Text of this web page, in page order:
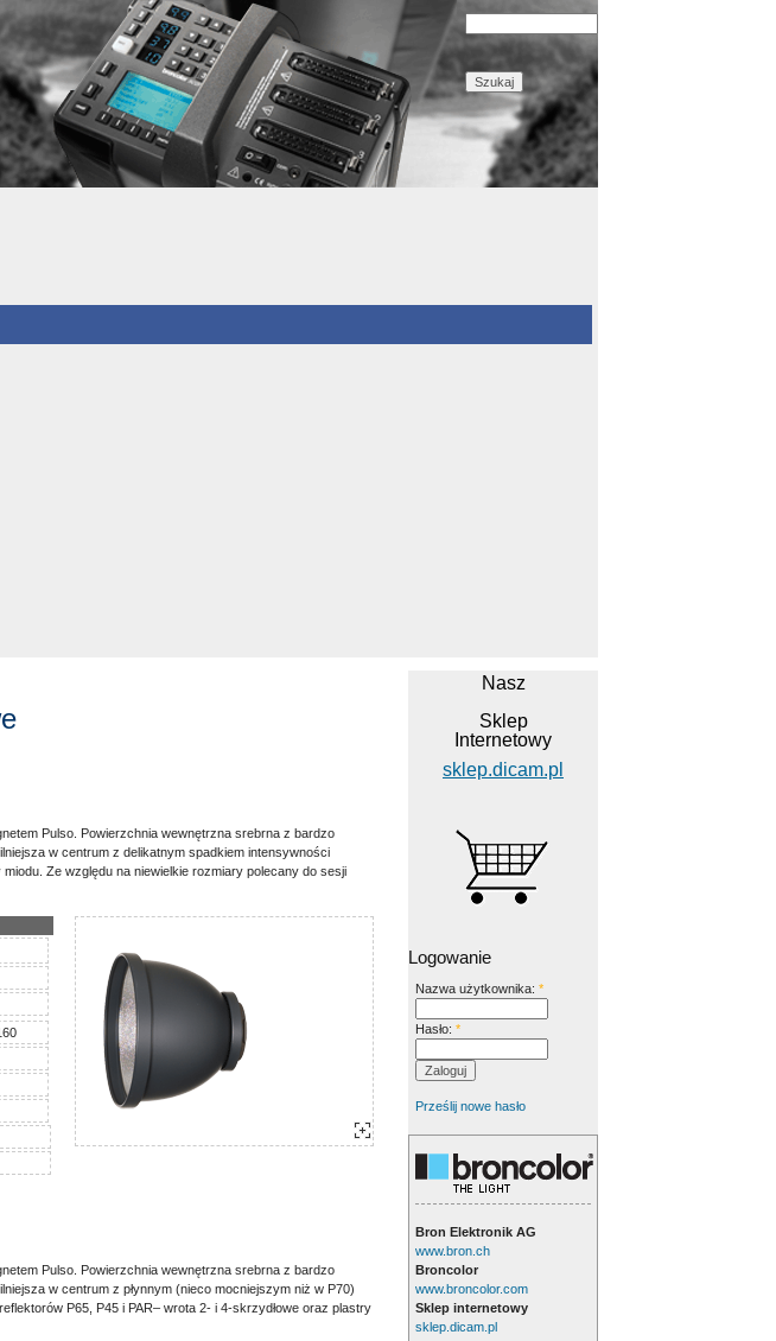
Pulso. Powierzchnia wewnętrzna srebrna z bardzo
w centrum z delikatnym spadkiem intensywności
Ze względu na niewielkie rozmiary polecany do sesji
Pulso. Powierzchnia wewnętrzna srebrna z bardzo
w centrum z płynnym (nieco mocniejszym niż w P70)
P65, P45 i PAR– wrota 2- i 4-skrzydłowe oraz plastry
Nasz
Sklep
Internetowy
sklep.dicam.pl
Logowanie
Nazwa użytkownika: *
Hasło: *
Prześlij nowe hasło
Bron Elektronik AG
www.bron.ch
Broncolor
www.broncolor.com
Sklep internetowy
sklep.dicam.pl